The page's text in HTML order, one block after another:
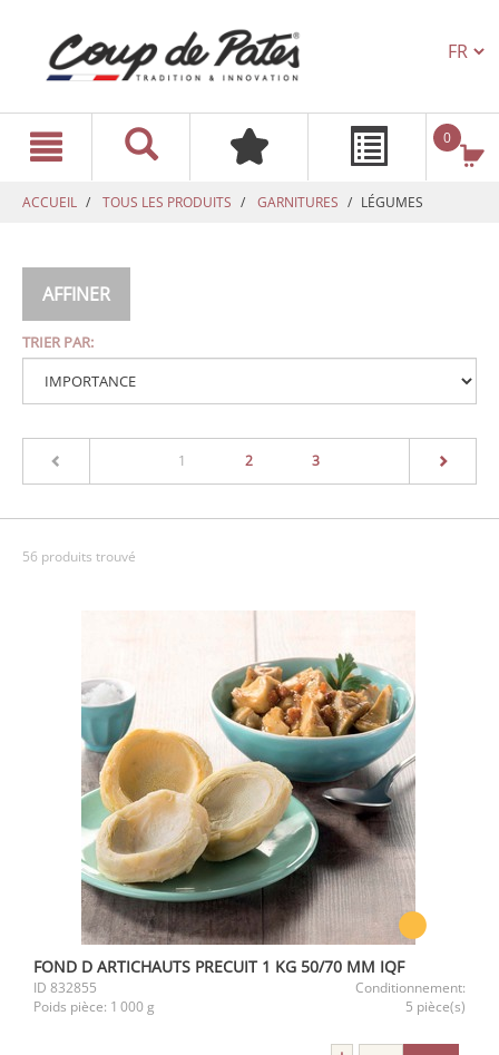
0
ACCUEIL TOUS LES PRODUITS GARNITURES LÉGUMES
AFFINER
TRIER PAR:
1 2 3
56 produits trouvé
FOND D ARTICHAUTS PRECUIT 1 KG 50/70 MM IQF
ID 832855
Conditionnement:
Poids pièce: 1 000 g 5 pièce(s)